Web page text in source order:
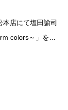
店にて塩田諭司
colors～」を開